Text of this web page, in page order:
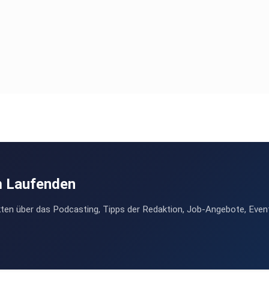
Laufenden
über das Podcasting, Tipps der Redaktion, Job-Angebote,